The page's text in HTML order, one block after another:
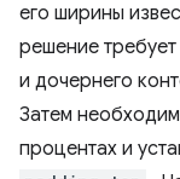
его ширины
решение
и дочернего
Затем
процентах и